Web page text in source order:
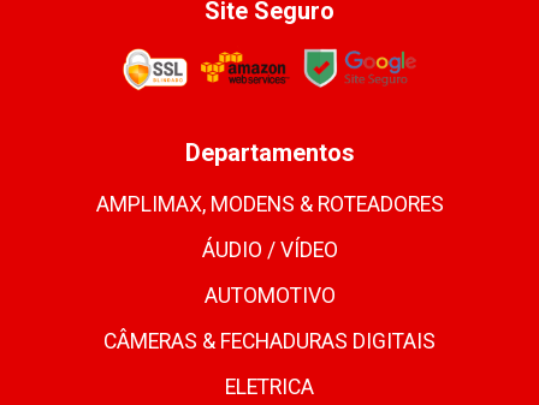
Site Seguro
Departamentos
AMPLIMAX, MODENS & ROTEADORES
ÁUDIO / VÍDEO
AUTOMOTIVO
CÂMERAS & FECHADURAS DIGITAIS
ELETRICA